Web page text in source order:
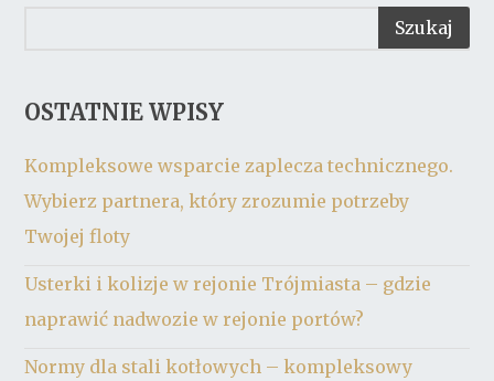
OSTATNIE WPISY
Kompleksowe wsparcie zaplecza technicznego.
Wybierz partnera, który zrozumie potrzeby
Twojej floty
Usterki i kolizje w rejonie Trójmiasta – gdzie
naprawić nadwozie w rejonie portów?
Normy dla stali kotłowych – kompleksowy